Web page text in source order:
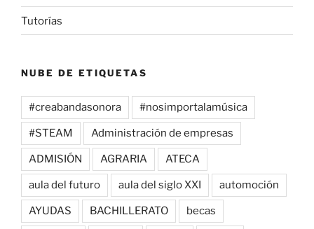
Tutorías
NUBE DE ETIQUETAS
#creabandasonora #nosimportalamúsica
#STEAM Administración de empresas
ADMISIÓN AGRARIA ATECA
aula del futuro aula del siglo XXI automoción
AYUDAS BACHILLERATO becas